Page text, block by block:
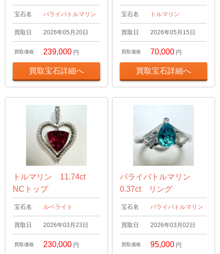
宝石名 パライバトルマリン
買取日 2026年05月20日
買取価格 239,000 円
買取宝石詳細へ
宝石名 トルマリン
買取日 2026年05月15日
買取価格 70,000 円
買取宝石詳細へ
トルマリン 11.74ct
NCトップ
宝石名 ルベライト
買取日 2026年03月23日
買取価格 230,000 円
パライバトルマリン
0.37ct リング
宝石名 パライバトルマリン
買取日 2026年03月02日
買取価格 95,000 円